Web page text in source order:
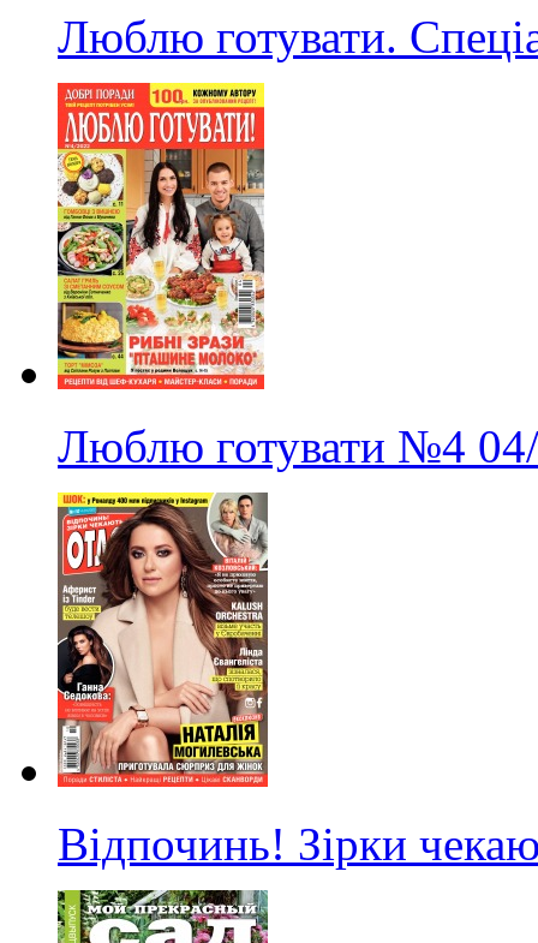
Люблю готувати.
Люблю готувати №4
Відпочинь! Зірки